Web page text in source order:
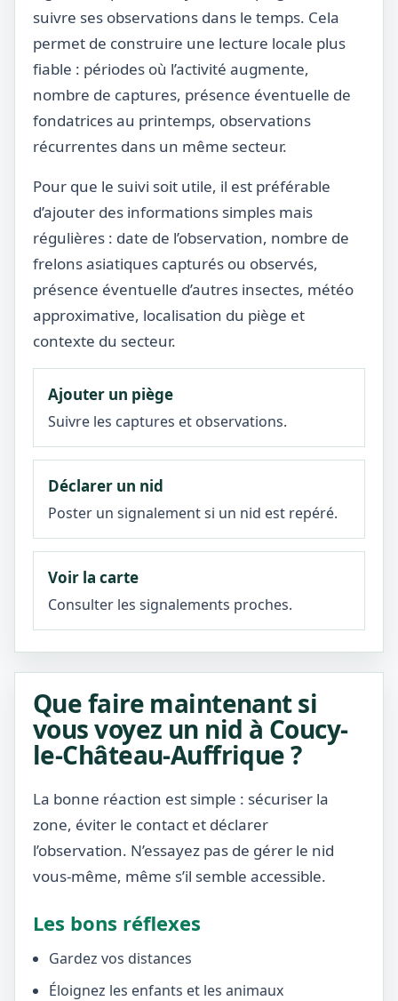
suivre ses observations dans le temps. Cela
permet de construire une lecture locale plus
fiable : périodes où l’activité augmente,
nombre de captures, présence éventuelle de
fondatrices au printemps, observations
récurrentes dans un même secteur.
Pour que le suivi soit utile, il est préférable
d’ajouter des informations simples mais
régulières : date de l’observation, nombre de
frelons asiatiques capturés ou observés,
présence éventuelle d’autres insectes, météo
approximative, localisation du piège et
contexte du secteur.
Ajouter un piège
Suivre les captures et observations.
Déclarer un nid
Poster un signalement si un nid est repéré.
Voir la carte
Consulter les signalements proches.
Que faire maintenant si
vous voyez un nid à Coucy-
le-Château-Auffrique ?
La bonne réaction est simple : sécuriser la
zone, éviter le contact et déclarer
l’observation. N’essayez pas de gérer le nid
vous-même, même s’il semble accessible.
Les bons réflexes
Gardez vos distances
Éloignez les enfants et les animaux